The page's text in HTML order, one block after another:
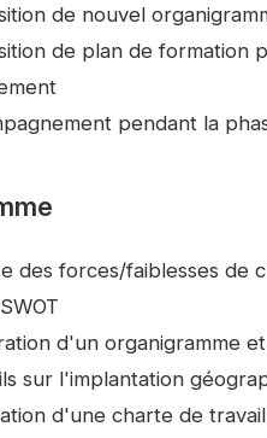
de nouvel
de plan de formation
pendant la
des forces/faiblesses de
d'un organigramme
sur l'implantation
d'une charte de